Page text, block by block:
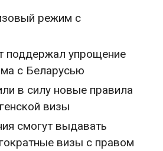
режим с
поддержал упрощение
с Беларусью
в силу новые правила
визы
смогут выдавать
визы с правом